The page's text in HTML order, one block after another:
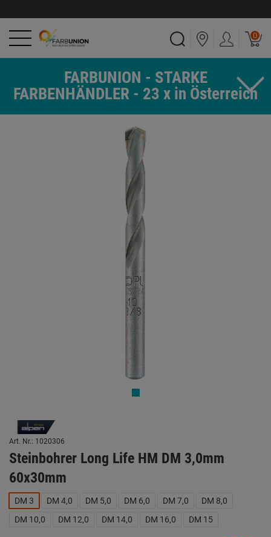
0
FARBUNION - STARKE
FARBENHÄNDLER - 23 x in Österreich
Art. Nr.: 1020306
Steinbohrer Long Life HM DM 3,0mm
60x30mm
DM 3 DM 4,0 DM 5,0 DM 6,0 DM 7,0
DM 8,0
DM 10,0
DM 12,0 DM 14,0 DM 16,0 DM 15